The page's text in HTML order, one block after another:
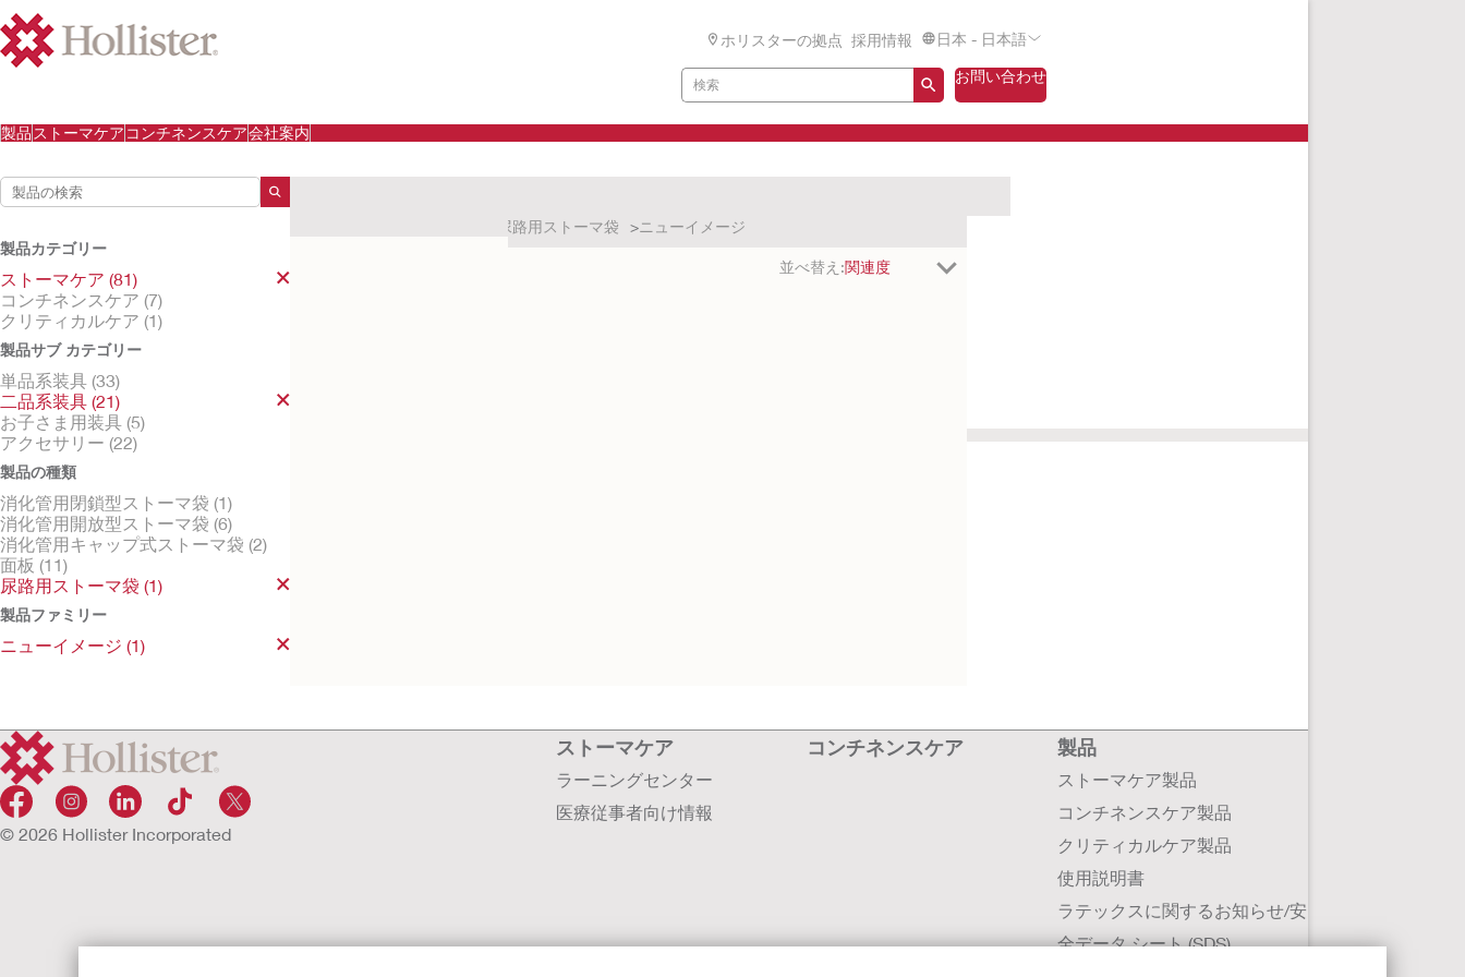
ホリスターの拠点 採用情報
日本 - 日本語
お問い合わせ
製品 ストーマケア コンチネンスケア会社案内
製品カテゴリー
ストーマケア (81)
コンチネンスケア (7)
クリティカルケア (1)
製品サブ カテゴリー
単品系装具 (33)
二品系装具 (21)
お子さま用装具 (5)
アクセサリー (22)
製品の種類
消化管用閉鎖型ストーマ袋 (1)
消化管用開放型ストーマ袋 (6)
消化管用キャップ式ストーマ袋 (2)
面板 (11)
尿路用ストーマ袋 (1)
製品ファミリー
ニューイメージ (1)
尿路用ストーマ袋 ニューイメージ
並べ替え:
© 2026 Hollister Incorporated
ストーマケア
ラーニングセンター
医療従事者向け情報
コンチネンスケア 製品
ストーマケア製品
コンチネンスケア製品
クリティカルケア製品
使用説明書
ラテックスに関するお知らせ/安
全データ シート (SDS)